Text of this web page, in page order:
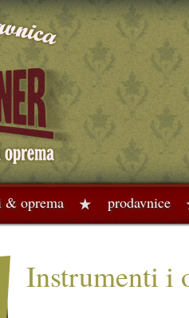
& oprema prodavnice
Instrumenti i